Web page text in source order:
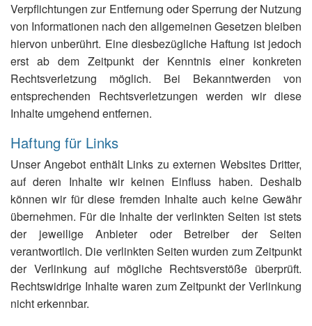
Verpflichtungen zur Entfernung oder Sperrung der Nutzung
von Informationen nach den allgemeinen Gesetzen bleiben
hiervon unberührt. Eine diesbezügliche Haftung ist jedoch
erst ab dem Zeitpunkt der Kenntnis einer konkreten
Rechtsverletzung möglich. Bei Bekanntwerden von
entsprechenden Rechtsverletzungen werden wir diese
Inhalte umgehend entfernen.
Haftung für Links
Unser Angebot enthält Links zu externen Websites Dritter,
auf deren Inhalte wir keinen Einfluss haben. Deshalb
können wir für diese fremden Inhalte auch keine Gewähr
übernehmen. Für die Inhalte der verlinkten Seiten ist stets
der jeweilige Anbieter oder Betreiber der Seiten
verantwortlich. Die verlinkten Seiten wurden zum Zeitpunkt
der Verlinkung auf mögliche Rechtsverstöße überprüft.
Rechtswidrige Inhalte waren zum Zeitpunkt der Verlinkung
nicht erkennbar.